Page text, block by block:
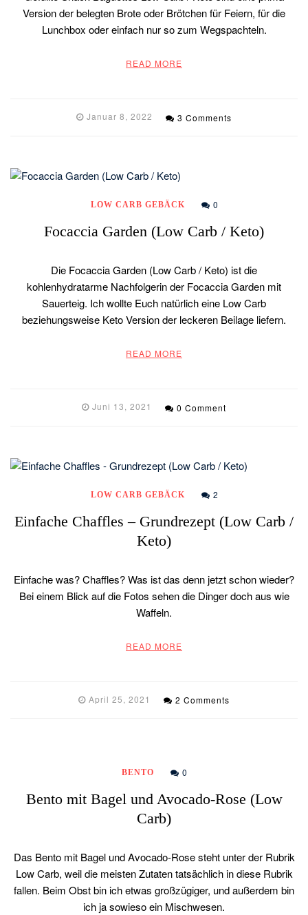
Version der belegten Brote oder Brötchen für Feiern, für die
Lunchbox oder einfach nur so zum Wegspachteln.
READ MORE
Januar 8, 2022 3 Comments
LOW CARB GEBÄCK 0
Focaccia Garden (Low Carb / Keto)
Die Focaccia Garden (Low Carb / Keto) ist die
kohlenhydratarme Nachfolgerin der Focaccia Garden mit
Sauerteig. Ich wollte Euch natürlich eine Low Carb
beziehungsweise Keto Version der leckeren Beilage liefern.
READ MORE
Juni 13, 2021 0 Comment
LOW CARB GEBÄCK 2
Einfache Chaffles – Grundrezept (Low Carb /
Keto)
Einfache was? Chaffles? Was ist das denn jetzt schon wieder?
Bei einem Blick auf die Fotos sehen die Dinger doch aus wie
Waffeln.
READ MORE
April 25, 2021 2 Comments
BENTO 0
Bento mit Bagel und Avocado-Rose (Low
Carb)
Das Bento mit Bagel und Avocado-Rose steht unter der Rubrik
Low Carb, weil die meisten Zutaten tatsächlich in diese Rubrik
fallen. Beim Obst bin ich etwas großzügiger, und außerdem bin
ich ja sowieso ein Mischwesen.